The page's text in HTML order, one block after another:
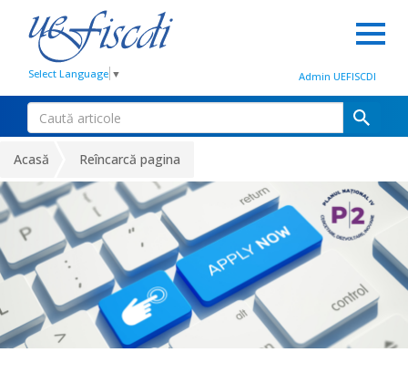
Select Language ▼ Admin UEFISCDI
Acasă Reîncarcă pagina